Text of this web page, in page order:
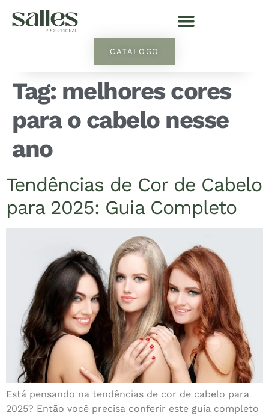
CATÁLOGO
Tag: melhores cores
para o cabelo nesse
ano
Tendências de Cor de Cabelo
para 2025: Guia Completo
Está pensando na tendências de cor de cabelo para
2025? Então você precisa conferir este guia completo